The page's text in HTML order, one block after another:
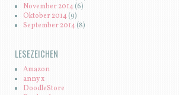
November 2014(6)
Oktober 2014(9)
September 2014(8)
LESEZEICHEN
Amazon
anny x
DoodleStore